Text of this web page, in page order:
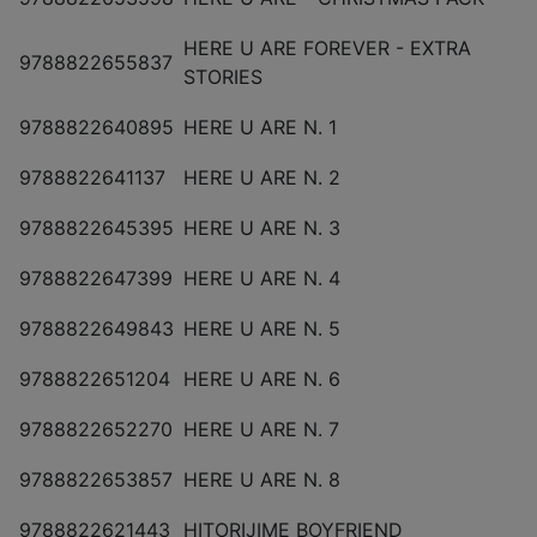
9788822655837
HERE U ARE FOREVER - EXTRA
STORIES
9788822640895 HERE U ARE N. 1
9788822641137 HERE U ARE N. 2
9788822645395 HERE U ARE N. 3
9788822647399 HERE U ARE N. 4
9788822649843 HERE U ARE N. 5
9788822651204 HERE U ARE N. 6
9788822652270 HERE U ARE N. 7
9788822653857 HERE U ARE N. 8
9788822621443 HITORIJIME BOYFRIEND